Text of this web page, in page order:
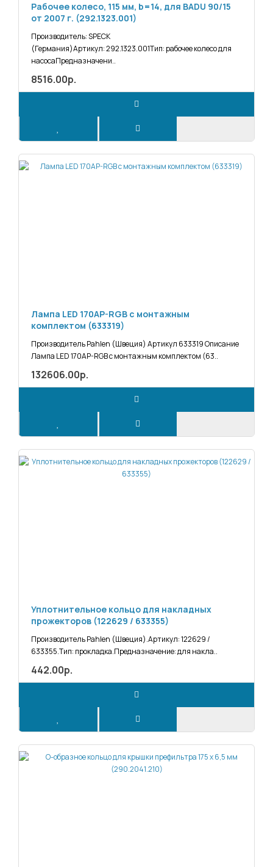
Рабочее колесо, 115 мм, b=14, для BADU 90/15
от 2007 г. (292.1323.001)
Производитель: SPECK
(Германия)Артикул: 292.1323.001Тип: рабочее колесо для
насосаПредназначени..
8516.00р.
Лампа LED 170AP-RGB с монтажным
комплектом (633319)
Производитель Pahlen (Швеция) Артикул 633319 Описание
Лампа LED 170AP-RGB с монтажным комплектом (63..
132606.00р.
Уплотнительное кольцо для накладных
прожекторов (122629 / 633355)
Производитель Pahlen (Швеция).Артикул: 122629 /
633355.Тип: прокладка.Предназначение: для накла..
442.00р.